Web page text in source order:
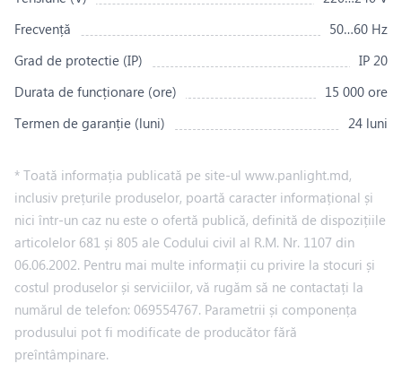
Frecvență
50…60 Hz
Grad de protectie (IP)
IP 20
Durata de funcționare (ore)
15 000 ore
Termen de garanție (luni)
24 luni
* Toată informația publicată pe site-ul www.panlight.md,
inclusiv prețurile produselor, poartă caracter informațional și
nici într-un caz nu este o ofertă publică, definită de dispozițiile
articolelor 681 și 805 ale Codului civil al R.M. Nr. 1107 din
06.06.2002. Pentru mai multe informații cu privire la stocuri și
costul produselor și serviciilor, vă rugăm să ne contactați la
numărul de telefon: 069554767. Parametrii și componența
produsului pot fi modificate de producător fără
preîntâmpinare.